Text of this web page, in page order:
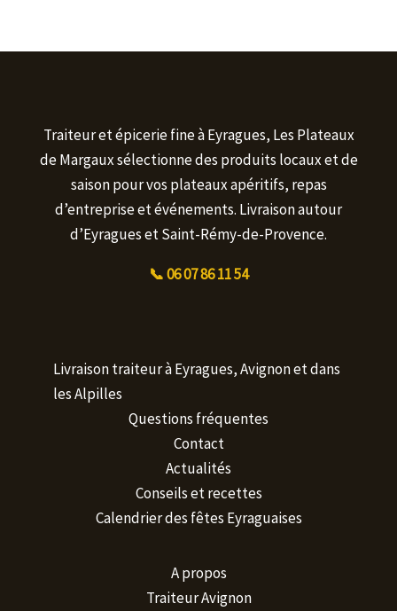
Traiteur et épicerie fine à Eyragues, Les Plateaux
de Margaux sélectionne des produits locaux et de
saison pour vos plateaux apéritifs, repas
d’entreprise et événements. Livraison autour
d’Eyragues et Saint-Rémy-de-Provence.
📞 06 07 86 11 54
Livraison traiteur à Eyragues, Avignon et dans
les Alpilles
Questions fréquentes
Contact
Actualités
Conseils et recettes
Calendrier des fêtes Eyraguaises
A propos
Traiteur Avignon